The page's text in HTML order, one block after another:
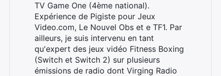
TV Game One (4ème national).
Expérience de Pigiste pour Jeux
Video.com, Le Nouvel Obs et e TF1. Par
ailleurs, je suis intervenu en tant
qu'expert des jeux vidéo Fitness Boxing
(Switch et Switch 2) sur plusieurs
émissions de radio dont Virging Radio